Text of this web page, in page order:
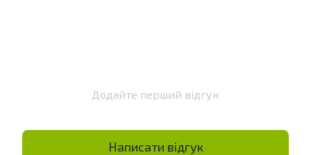
Додайте перший відгук
Написати відгук